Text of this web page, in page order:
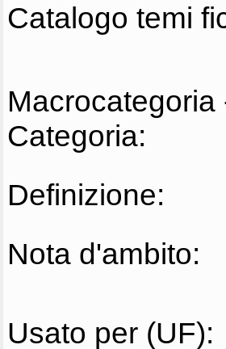
Catalogo temi
Macrocategoria
Categoria:
Definizione:
Nota d'ambito:
Usato per (UF):